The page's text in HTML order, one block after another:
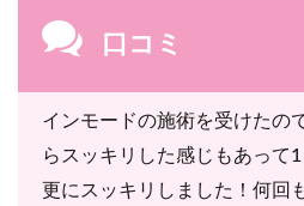
口コミ
インモードの施術を受けたの
らスッキリした感じもあって
更にスッキリしました！何回